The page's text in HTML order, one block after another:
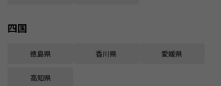
四国
徳島県 香川県 愛媛県
高知県